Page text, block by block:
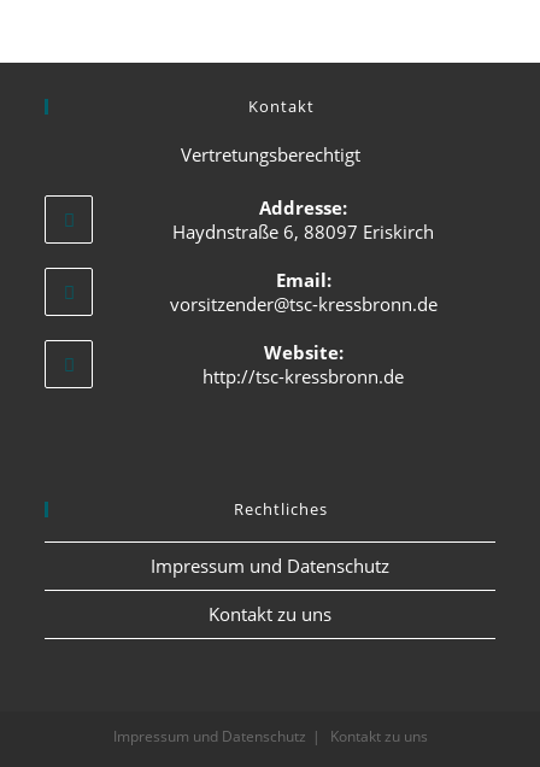
Kontakt
Vertretungsberechtigt
Addresse:
Haydnstraße 6, 88097 Eriskirch
Email:
vorsitzender@tsc-kressbronn.de
Website:
http://tsc-kressbronn.de
Rechtliches
Impressum und Datenschutz
Kontakt zu uns
Impressum und Datenschutz Kontakt zu uns